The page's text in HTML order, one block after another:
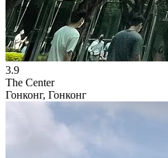
3.9
The Center
Гонконг, Гонконг